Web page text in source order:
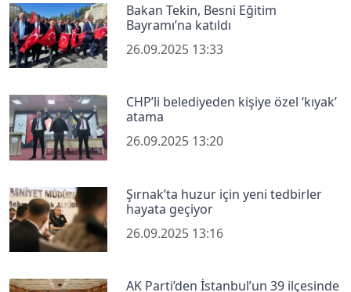
Bakan Tekin, Besni Eğitim
Bayramı’na katıldı
26.09.2025 13:33
CHP’li belediyeden kişiye özel ‘kıyak’
atama
26.09.2025 13:20
Şırnak’ta huzur için yeni tedbirler
hayata geçiyor
26.09.2025 13:16
AK Parti’den İstanbul’un 39 ilçesinde